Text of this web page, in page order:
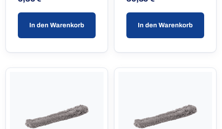
In den Warenkorb In den Warenkorb